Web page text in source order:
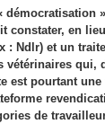
constater, en
: Ndlr) et un
vétérinaires qui,
est pourtant
de